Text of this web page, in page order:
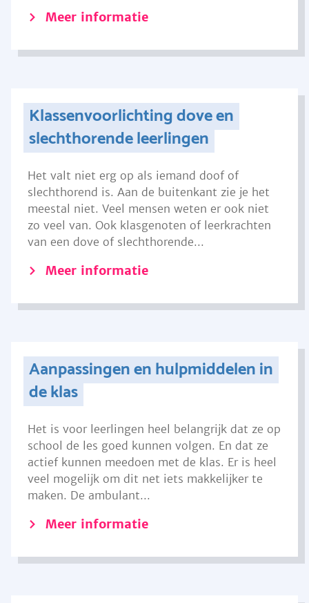
Meer informatie
Klassenvoorlichting dove en
slechthorende leerlingen
Het valt niet erg op als iemand doof of
slechthorend is. Aan de buitenkant zie je het
meestal niet. Veel mensen weten er ook niet
zo veel van. Ook klasgenoten of leerkrachten
van een dove of slechthorende...
Meer informatie
Aanpassingen en hulpmiddelen in
de klas
Het is voor leerlingen heel belangrijk dat ze op
school de les goed kunnen volgen. En dat ze
actief kunnen meedoen met de klas. Er is heel
veel mogelijk om dit net iets makkelijker te
maken. De ambulant...
Meer informatie